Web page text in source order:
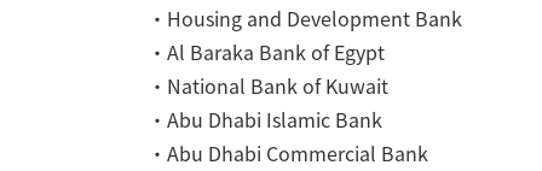
・Housing and Development Bank
・Al Baraka Bank of Egypt
・National Bank of Kuwait
・Abu Dhabi Islamic Bank
・Abu Dhabi Commercial Bank